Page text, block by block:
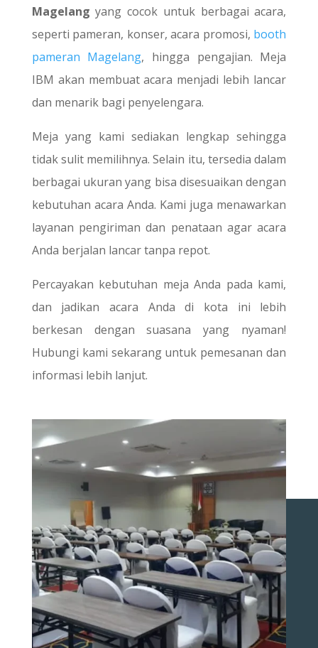
Magelangyang cocok untuk berbagai acara,
seperti pameran, konser, acara promosi, booth
pameran Magelang, hingga pengajian. Meja
IBM akan membuat acara menjadi lebih lancar
dan menarik bagi penyelengara.
Meja yang kami sediakan lengkap sehingga
tidak sulit memilihnya. Selain itu, tersedia dalam
berbagai ukuran yang bisa disesuaikan dengan
kebutuhan acara Anda. Kami juga menawarkan
layanan pengiriman dan penataan agar acara
Anda berjalan lancar tanpa repot.
Percayakan kebutuhan meja Anda pada kami,
dan jadikan acara Anda di kota ini lebih
berkesan dengan suasana yang nyaman!
Hubungi kami sekarang untuk pemesanan dan
informasi lebih lanjut.